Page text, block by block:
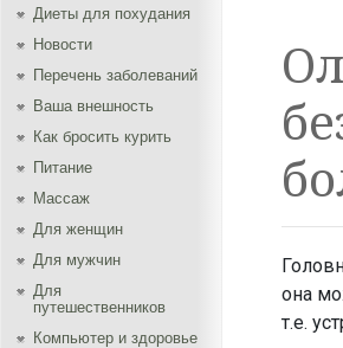
Диеты для похудания
Новости
Перечень заболеваний
Ваша внешность
Как бросить курить
Питание
Массаж
Для женщин
Для мужчин
Для
путешественников
Компьютер и здоровье
она
т.е.